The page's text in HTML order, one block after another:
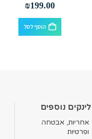
₪199.00
הוסף לסל
לינקים נוספים
אחריות, אבטחה
ופרטיות